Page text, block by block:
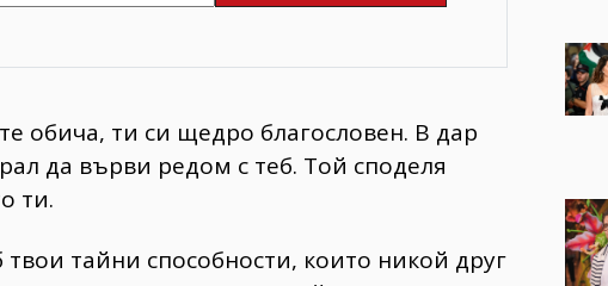
обича, ти си щедро благословен. В дар
да върви редом с теб. Той споделя
ти.
тайни способности, които никой друг